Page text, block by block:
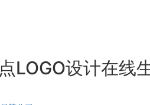
LOGO设计在线